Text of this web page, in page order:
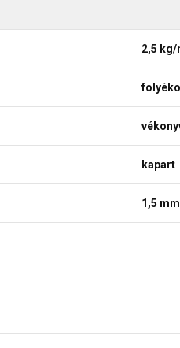
2,5 kg/
kapart
1,5 mm